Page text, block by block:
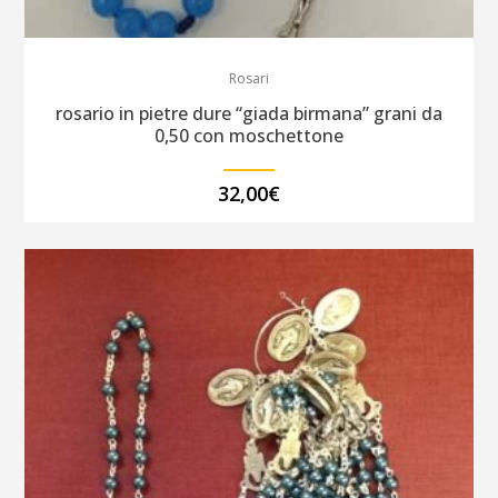
Rosari
rosario in pietre dure “giada birmana” grani da
0,50 con moschettone
32,00€